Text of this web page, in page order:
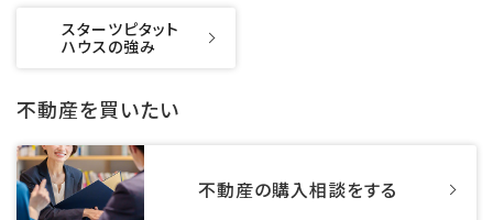
スターツピタット
ハウスの強み
不動産を買いたい
不動産の購入相談をする